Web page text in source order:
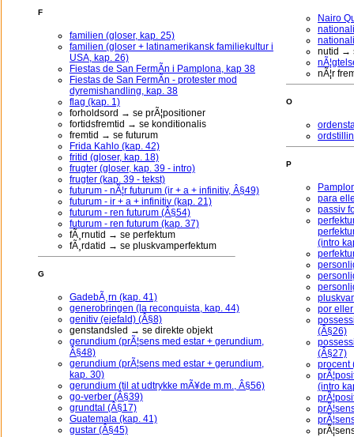
F
familien (gloser, kap. 25)
familien (gloser + latinamerikansk familiekultur i
USA, kap. 26)
Fiestas de San FermÃ­n i Pamplona, kap 38
Fiestas de San FermÃ­n - protester mod
dyremishandling, kap. 38
flag (kap. 1)
forholdsord → se prÃ¦positioner
fortidsfremtid → se konditionalis
fremtid → se futurum
Frida Kahlo (kap. 42)
fritid (gloser, kap. 18)
frugter (gloser, kap. 39 - intro)
frugter (kap. 39 - tekst)
futurum - nÃ¦r futurum (ir + a + infinitiv, Â§49)
futurum - ir + a + infinitiv (kap. 21)
futurum - ren futurum (Â§54)
futurum - ren futurum (kap. 37)
fÃ¸rnutid → se perfektum
fÃ¸rdatid → se pluskvamperfektum
G
GadebÃ¸rn (kap. 41)
generobringen (la reconquista, kap. 44)
genitiv (ejefald) (Â§8)
genstandsled → se direkte objekt
gerundium (prÃ¦sens med estar + gerundium,
Â§48)
gerundium (prÃ¦sens med estar + gerundium,
kap. 30)
gerundium (til at udtrykke mÃ¥de m.m., Â§56)
go-verber (Â§39)
grundtal (Â§17)
Guatemala (kap. 41)
gustar (Â§45)
Nairo
nutid →
nÃ¦r
O
P
para
passiv
(intro
por
(Â§26)
(Â§27)
procent
(intro